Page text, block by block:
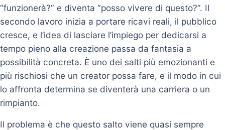
“funzionerà?” e diventa “posso vivere di questo?”. Il
secondo lavoro inizia a portare ricavi reali, il pubblico
cresce, e l’idea di lasciare l’impiego per dedicarsi a
tempo pieno alla creazione passa da fantasia a
possibilità concreta. È uno dei salti più emozionanti e
più rischiosi che un creator possa fare, e il modo in cui
lo affronta determina se diventerà una carriera o un
rimpianto.
Il problema è che questo salto viene quasi sempre